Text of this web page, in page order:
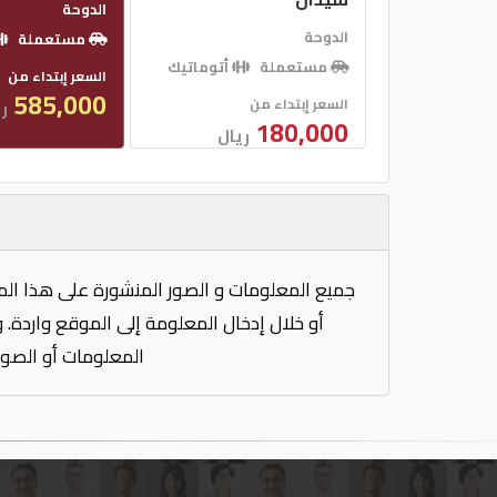
الدوحة
مستعملة
أتوماتيك
السعر إبتداء من
180,000 ريال
الدوحة
مستعملة
السعر إبتداء من
585,000
جميع المعلومات و الصور المنشورة على هذا
أو خلال إدخال المعلومة إلى الموقع
المعلومات أو